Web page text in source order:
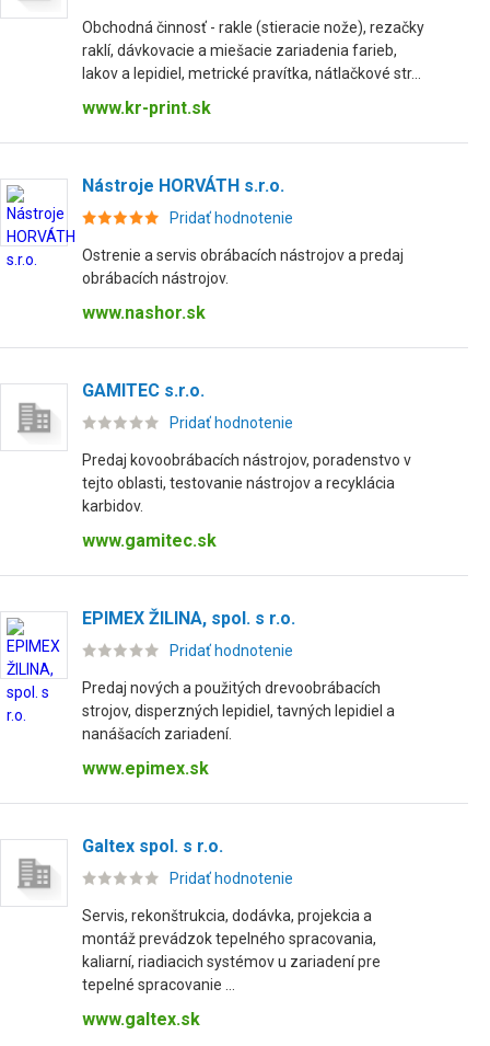
Obchodná činnosť - rakle (stieracie nože), rezačky
raklí, dávkovacie a miešacie zariadenia farieb,
lakov a lepidiel, metrické pravítka, nátlačkové str...
www.kr-print.sk
Nástroje HORVÁTH s.r.o.
Pridať hodnotenie
Ostrenie a servis obrábacích nástrojov a predaj
obrábacích nástrojov.
www.nashor.sk
GAMITEC s.r.o.
Pridať hodnotenie
Predaj kovoobrábacích nástrojov, poradenstvo v
tejto oblasti, testovanie nástrojov a recyklácia
karbidov.
www.gamitec.sk
EPIMEX ŽILINA, spol. s r.o.
Pridať hodnotenie
Predaj nových a použitých drevoobrábacích
strojov, disperzných lepidiel, tavných lepidiel a
nanášacích zariadení.
www.epimex.sk
Galtex spol. s r.o.
Pridať hodnotenie
Servis, rekonštrukcia, dodávka, projekcia a
montáž prevádzok tepelného spracovania,
kaliarní, riadiacich systémov u zariadení pre
tepelné spracovanie ...
www.galtex.sk